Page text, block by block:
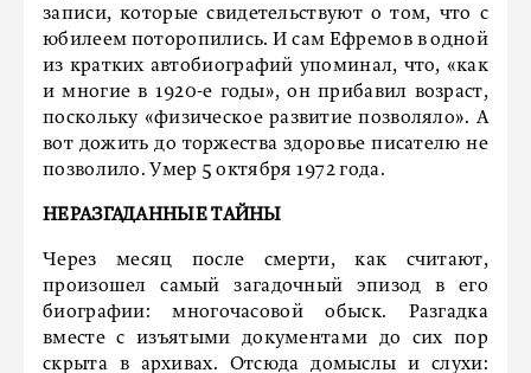
записи, которые свидетельствуют о том, что с
юбилеем поторопились. И сам Ефремов в одной
из кратких автобиографий упоминал, что, «как
и многие в 1920-е годы», он прибавил возраст,
поскольку «физическое развитие позволяло». А
вот дожить до торжества здоровье писателю не
позволило. Умер 5 октября 1972 года.
НЕРАЗГАДАННЫЕ ТАЙНЫ
Через месяц после смерти, как считают,
произошел самый загадочный эпизод в его
биографии: многочасовой обыск. Разгадка
вместе с изъятыми документами до сих пор
скрыта в архивах. Отсюда домыслы и слухи: